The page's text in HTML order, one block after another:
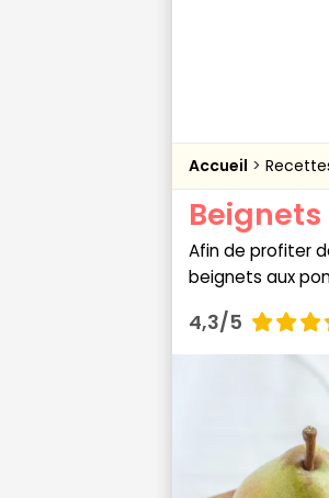
Accueil
Afin de profiter
beignets aux
4,3/5